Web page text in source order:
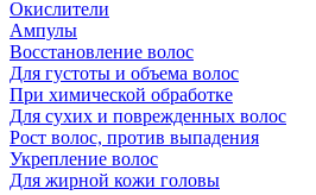
Окислители
Ампулы
Восстановление волос
Для густоты и объема волос
При химической обработке
Для сухих и поврежденных волос
Рост волос, против выпадения
Укрепление волос
Для жирной кожи головы